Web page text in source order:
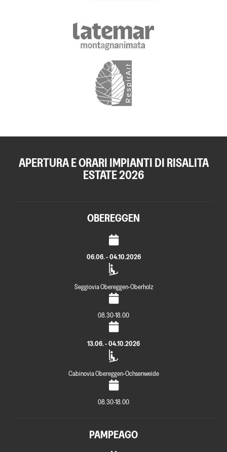
APERTURA E ORARI IMPIANTI DI RISALITA
ESTATE 2026
OBEREGGEN
06.06. - 04.10.2026
Seggiovia Obereggen-Oberholz
08.30-18.00
13.06. - 04.10.2026
Cabinovia Obereggen-Ochsenweide
08.30-18.00
PAMPEAGO